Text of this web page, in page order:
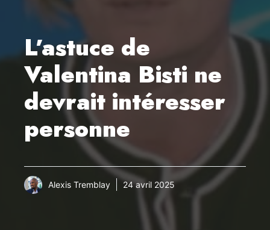
L’astuce de
Valentina Bisti ne
devrait intéresser
personne
Alexis Tremblay 24 avril 2025